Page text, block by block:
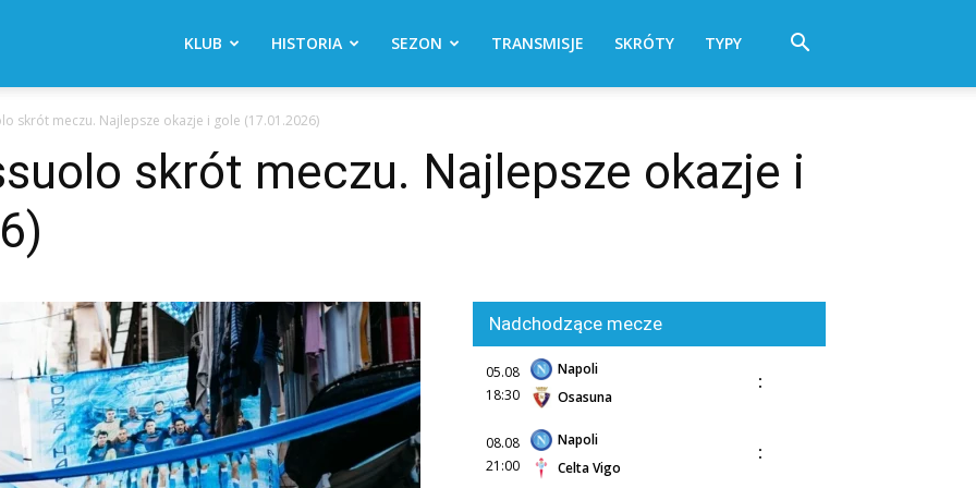
KLUB HISTORIA SEZON TRANSMISJE SKRÓTY TYPY
skrót meczu. Najlepsze okazje i gole (17.01.2026)
skrót meczu. Najlepsze okazje i
Nadchodzące mecze
05.08
18:30
Napoli
Osasuna
:
08.08
21:00
Napoli
Celta Vigo
: